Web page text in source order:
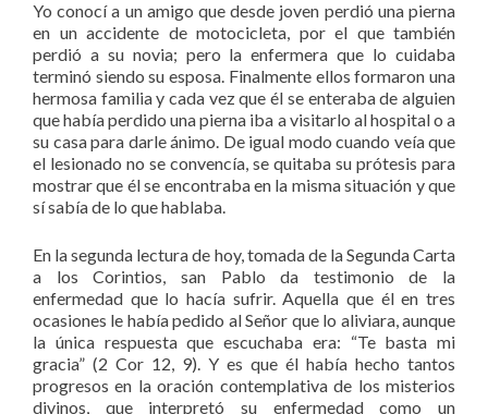
Yo conocí a un amigo que desde joven perdió una pierna
en un accidente de motocicleta, por el que también
perdió a su novia; pero la enfermera que lo cuidaba
terminó siendo su esposa. Finalmente ellos formaron una
hermosa familia y cada vez que él se enteraba de alguien
que había perdido una pierna iba a visitarlo al hospital o a
su casa para darle ánimo. De igual modo cuando veía que
el lesionado no se convencía, se quitaba su prótesis para
mostrar que él se encontraba en la misma situación y que
sí sabía de lo que hablaba.
En la segunda lectura de hoy, tomada de la Segunda Carta
a los Corintios, san Pablo da testimonio de la
enfermedad que lo hacía sufrir. Aquella que él en tres
ocasiones le había pedido al Señor que lo aliviara, aunque
la única respuesta que escuchaba era: “Te basta mi
gracia” (2 Cor 12, 9). Y es que él había hecho tantos
progresos en la oración contemplativa de los misterios
divinos, que interpretó su enfermedad como un